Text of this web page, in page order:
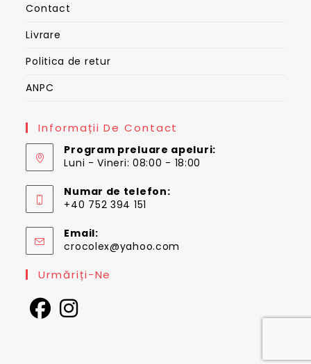
Contact
Livrare
Politica de retur
ANPC
Informații De Contact
Program preluare apeluri:
Luni - Vineri: 08:00 - 18:00
Numar de telefon:
+40 752 394 151
Email:
crocolex@yahoo.com
Urmăriți-Ne